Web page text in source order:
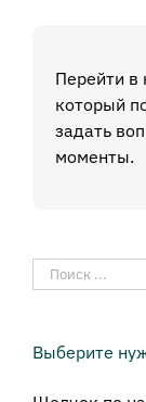
Перейти в
который
задать
моменты.
Результат
поиска:
Выберите